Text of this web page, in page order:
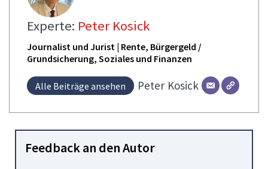
Experte: Peter Kosick
Journalist und Jurist | Rente, Bürgergeld /
Grundsicherung, Soziales und Finanzen
Alle Beiträge ansehen Peter Kosick
Feedback an den Autor